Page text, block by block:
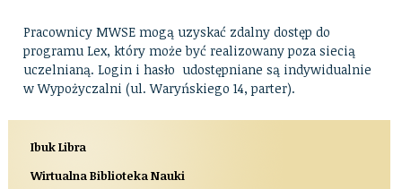
Pracownicy MWSE mogą uzyskać zdalny dostęp do
programu Lex, który może być realizowany poza siecią
uczelnianą. Login i hasło udostępniane są indywidualnie
w Wypożyczalni (ul. Waryńskiego 14, parter).
Ibuk Libra
Wirtualna Biblioteka Nauki